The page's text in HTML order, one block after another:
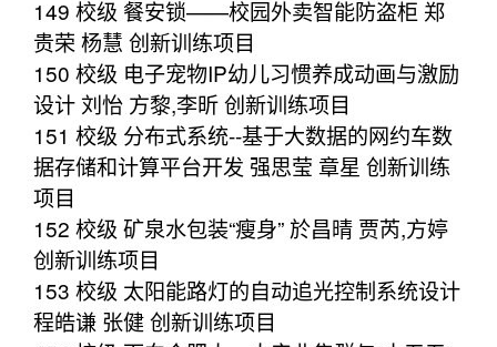
149 校级 餐安锁——校园外卖智能防盗柜 郑
贵荣 杨慧 创新训练项目
150 校级 电子宠物IP幼儿习惯养成动画与激励
设计 刘怡 方黎,李昕 创新训练项目
151 校级 分布式系统--基于大数据的网约车数
据存储和计算平台开发 强思莹 章星 创新训练
项目
152 校级 矿泉水包装“瘦身” 於昌晴 贾芮,方婷
创新训练项目
153 校级 太阳能路灯的自动追光控制系统设计
程皓谦 张健 创新训练项目